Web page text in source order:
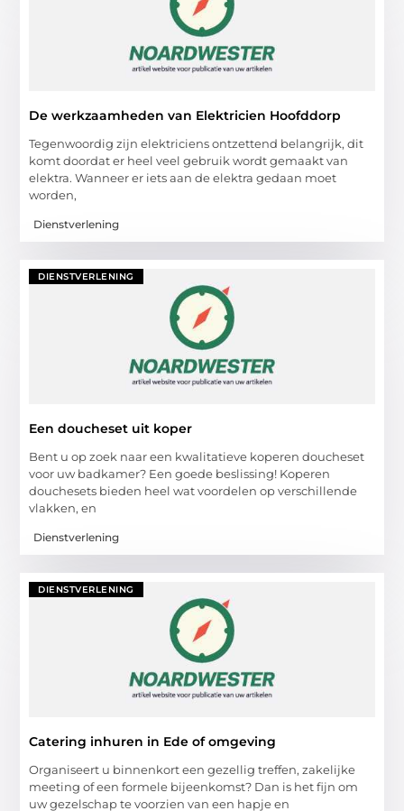
De werkzaamheden van Elektricien Hoofddorp
Tegenwoordig zijn elektriciens ontzettend belangrijk, dit
komt doordat er heel veel gebruik wordt gemaakt van
elektra. Wanneer er iets aan de elektra gedaan moet
worden,
Dienstverlening
DIENSTVERLENING
Een doucheset uit koper
Bent u op zoek naar een kwalitatieve koperen doucheset
voor uw badkamer? Een goede beslissing! Koperen
douchesets bieden heel wat voordelen op verschillende
vlakken, en
Dienstverlening
DIENSTVERLENING
Catering inhuren in Ede of omgeving
Organiseert u binnenkort een gezellig treffen, zakelijke
meeting of een formele bijeenkomst? Dan is het fijn om
uw gezelschap te voorzien van een hapje en